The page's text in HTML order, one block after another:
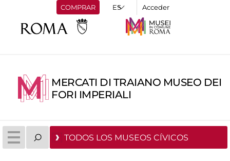
COMPRAR Acceder
MERCATI DI TRAIANO MUSEO DEI
FORI IMPERIALI
TODOS LOS MUSEOS CÍVICOS